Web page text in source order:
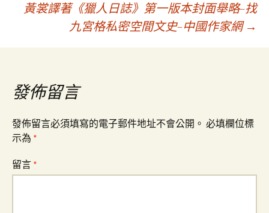
章
導
覽
黃裳譯著《獵人日誌》第一版本封面舉略–找
九宮格私密空間文史–中國作家網 →
發佈留言
發佈留言必須填寫的電子郵件地址不會公開。 必填欄位標
示為 *
留言 *